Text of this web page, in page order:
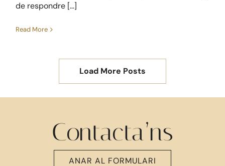
de respondre [...]
Read More
Load More Posts
Contacta’ns
ANAR AL FORMULARI